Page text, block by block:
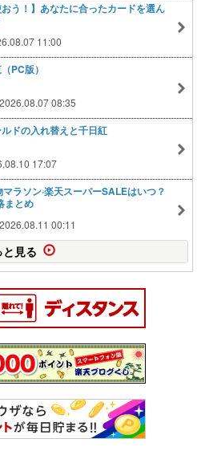
おう！】あなたに合ったカードを選ん
11:00
PC版）
2026.08.07 08:35
ドの入れ替えと千日紅
17:07
ラソン·楽天スーパーSALEはいつ？
まとめ
2026.08.11 00:11
と見る